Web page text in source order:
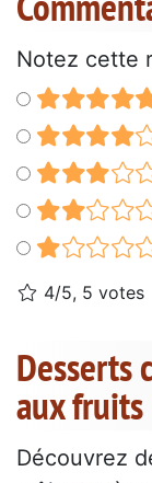
Notez cette
4/5, 5 votes
Desserts
aux fruits
Découvrez